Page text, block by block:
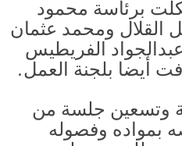
برئاسة محمود
القلال ومحمد عثمان
الفريطيس
أيضا بلجنة العمل.
وتسعين جلسة من
بمواده وفصوله